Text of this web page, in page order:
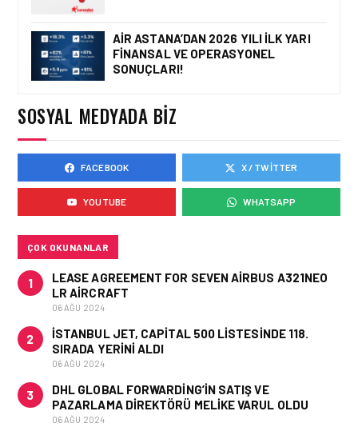
FIRMA HABERLERI • 23 TEM 2026
SOCAR TÜRKIYE’DEN
PROJE HAMLESI
FIRMA HABERLERI • 28 MAY 2026
HAVACILIK EĞITIMINDE
“ROSETTA TAŞI” DEVRI:
EMPOWER.AERO’DAN
AIR ASTANA’DAN 2026 YILI İLK YARI
FINANSAL VE OPERASYONEL
SONUÇLARI!
SOSYAL MEDYADA BIZ
FACEBOOK X / TWITTER
YOUTUBE WHATSAPP
ÇOK OKUNANLAR
1
LEASE AGREEMENT FOR SEVEN AIRBUS A321NEO
LR AIRCRAFT
06 AĞU 2024
2
İSTANBUL JET, CAPITAL 500 LISTESINDE 118.
SIRADA YERINI ALDI
06 AĞU 2024
3
DHL GLOBAL FORWARDING’IN SATIŞ VE
PAZARLAMA DIREKTÖRÜ MELIKE VARUL OLDU
06 AĞU 2024